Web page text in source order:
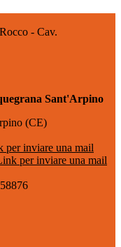
- Cav.
Sant'Arpino
(CE)
per inviare una mail
per inviare una mail